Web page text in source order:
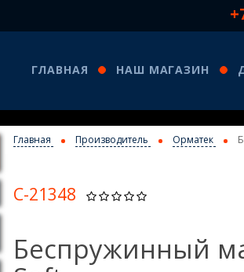
ГЛАВНАЯ НАШ МАГАЗИН
Главная Производитель Орматек
С-21348
Беспружинный